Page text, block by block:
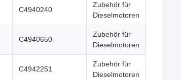
C4940240
Zubehör für
Dieselmotoren
C4940650
Zubehör für
Dieselmotoren
C4942251
Zubehör für
Dieselmotoren